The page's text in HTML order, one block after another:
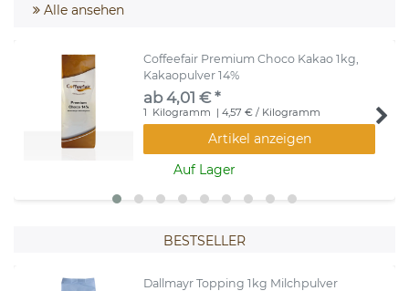
Alle ansehen
Coffeefair Premium Choco Kakao 1kg,
Kakaopulver 14%
ab 4,01 € *
1 Kilogramm | 4,57 € / Kilogramm
Artikel anzeigen
Auf Lager
BESTSELLER
Dallmayr Topping 1kg Milchpulver